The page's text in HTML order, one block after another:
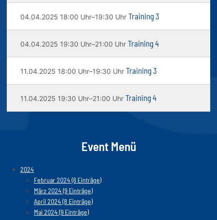
04.04.2025 18:00 Uhr–19:30 Uhr Training 3
04.04.2025 19:30 Uhr–21:00 Uhr Training 4
11.04.2025 18:00 Uhr–19:30 Uhr Training 3
11.04.2025 19:30 Uhr–21:00 Uhr Training 4
Event Menü
2024
Februar 2024 (6 Einträge)
März 2024 (9 Einträge)
April 2024 (8 Einträge)
Mai 2024 (9 Einträge)